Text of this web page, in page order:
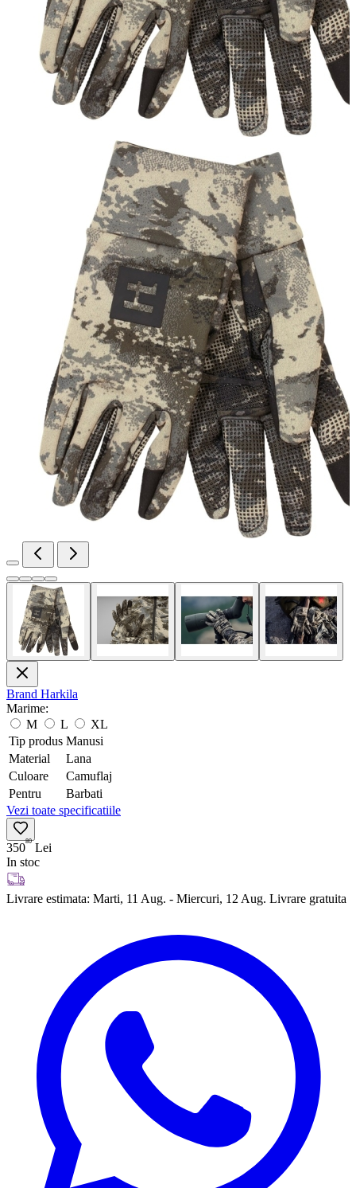
Brand Harkila
Marime:
M
L
XL
Tip produs Manusi
Material
Lana
Culoare
Camuflaj
Pentru
Barbati
Vezi toate specificatiile
35080 Lei
In stoc
Livrare estimata: Marti, 11 Aug. - Miercuri, 12 Aug. Livrare gratuita